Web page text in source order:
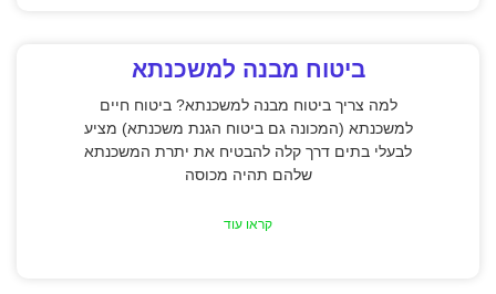
ביטוח מבנה למשכנתא
למה צריך ביטוח מבנה למשכנתא? ביטוח חיים
למשכנתא (המכונה גם ביטוח הגנת משכנתא) מציע
לבעלי בתים דרך קלה להבטיח את יתרת המשכנתא
שלהם תהיה מכוסה
קראו עוד